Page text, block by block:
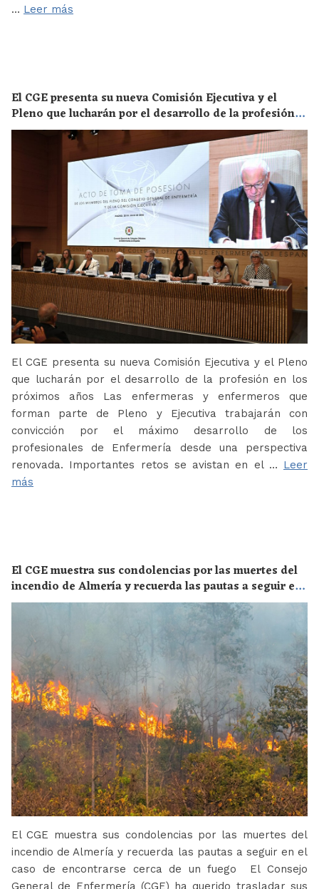
… Leer más
El CGE presenta su nueva Comisión Ejecutiva y el
Pleno que lucharán por el desarrollo de la profesión
en los próximos años
El CGE presenta su nueva Comisión Ejecutiva y el Pleno
que lucharán por el desarrollo de la profesión en los
próximos años Las enfermeras y enfermeros que
forman parte de Pleno y Ejecutiva trabajarán con
convicción por el máximo desarrollo de los
profesionales de Enfermería desde una perspectiva
renovada. Importantes retos se avistan en el … Leer
más
El CGE muestra sus condolencias por las muertes del
incendio de Almería y recuerda las pautas a seguir en
el caso de encontrarse cerca de un fuego
El CGE muestra sus condolencias por las muertes del
incendio de Almería y recuerda las pautas a seguir en el
caso de encontrarse cerca de un fuego El Consejo
General de Enfermería (CGE) ha querido trasladar sus